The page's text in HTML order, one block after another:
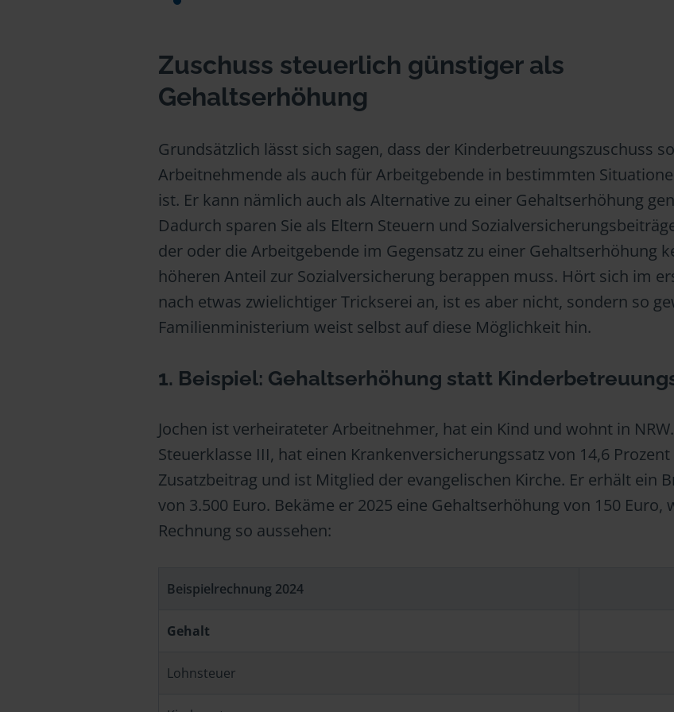
Zuschuss steuerlich günstiger als
Gehaltserhöhung
Grundsätzlich lässt sich sagen, dass der Kinderbetreuungszuschuss
Arbeitnehmende als auch für Arbeitgebende in bestimmten
ist. Er kann nämlich auch als Alternative zu einer Gehaltserhöhung
Dadurch sparen Sie als Eltern Steuern und
der oder die Arbeitgebende im Gegensatz zu einer Gehaltserhöhung
höheren Anteil zur Sozialversicherung berappen muss. Hört sich im
nach etwas zwielichtiger Trickserei an, ist es aber nicht, sondern so
Familienministerium weist selbst auf diese Möglichkeit hin.
1. Beispiel: Gehaltserhöhung statt
Jochen ist verheirateter Arbeitnehmer, hat ein Kind und wohnt in
Steuerklasse III, hat einen Krankenversicherungssatz von 14,6 Prozent
Zusatzbeitrag und ist Mitglied der evangelischen Kirche. Er erhält ein
von 3.500 Euro. Bekäme er 2025 eine Gehaltserhöhung von 150 Euro,
Rechnung so aussehen:
Beispielrechnung 2024
Gehalt
Lohnsteuer